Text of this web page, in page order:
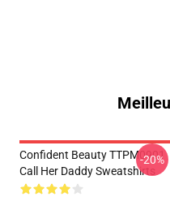
Confident Beauty TTPM0901
Call Her Daddy Sweatshirts
-20%